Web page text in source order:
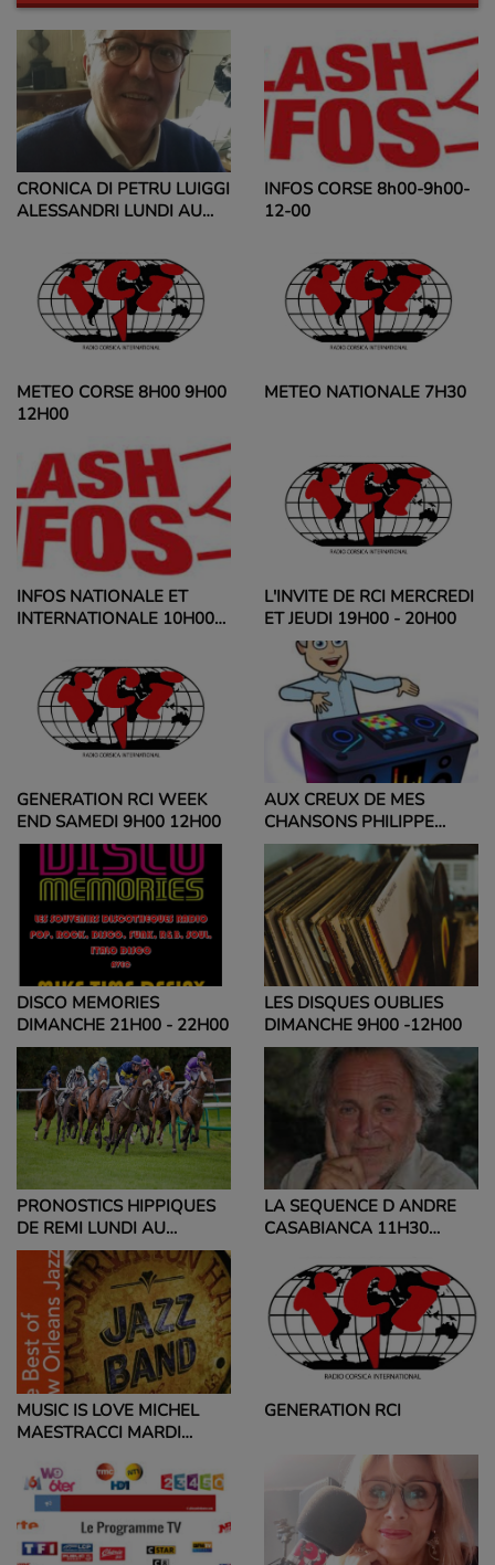
CRONICA DI PETRU LUIGGI
ALESSANDRI LUNDI AU
INFOS CORSE 8h00-9h00-
12-00
METEO CORSE 8H00 9H00
12H00
METEO NATIONALE 7H30
INFOS NATIONALE ET
INTERNATIONALE 10H00
L'INVITE DE RCI MERCREDI
ET JEUDI 19H00 - 20H00
GENERATION RCI WEEK
END SAMEDI 9H00 12H00
AUX CREUX DE MES
CHANSONS PHILIPPE
14H00-16H00
DISCO MEMORIES
DIMANCHE 21H00 - 22H00
LES DISQUES OUBLIES
DIMANCHE 9H00 -12H00
PRONOSTICS HIPPIQUES
DE REMI LUNDI AU
DIMANCHE 8H30 ET
10H30
LA SEQUENCE D ANDRE
CASABIANCA 11H30
MUSIC IS LOVE MICHEL
MAESTRACCI MARDI
GENERATION RCI